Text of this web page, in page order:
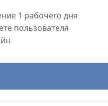
1 рабочего дня
пользователя